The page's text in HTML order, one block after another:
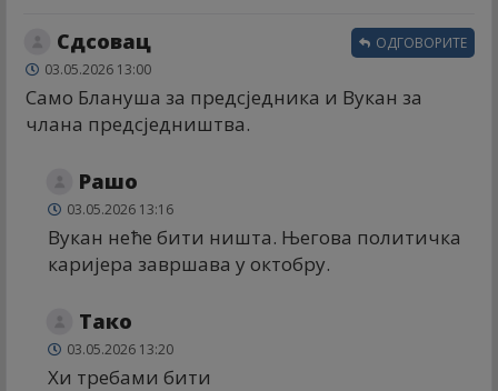
Сдсовац
03.05.2026 13:00
Само Блануша за предсједника и Вукан за
члана предсједништва.
ОДГОВОРИТЕ
Рашо
03.05.2026 13:16
Вукан неће бити ништа. Његова политичка
каријера завршава у октобру.
Тако
03.05.2026 13:20
Хи требами бити